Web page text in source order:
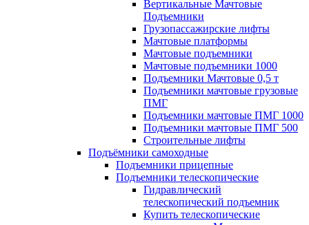
Вертикальные Мачтовые
Подъемники
Грузопассажирские лифты
Мачтовые платформы
Мачтовые подъемники
Мачтовые подъемники 1000
Подъемники Мачтовые 0,5 т
Подъемники мачтовые грузовые
ПМГ
Подъемники мачтовые ПМГ 1000
Подъемники мачтовые ПМГ 500
Строительные лифты
Подъёмники самоходные
Подъемники прицепные
Подъемники телескопические
Гидравлический
телескопический подъемник
Купить телескопические